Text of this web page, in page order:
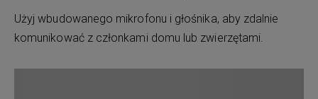
Użyj wbudowanego mikrofonu i głośnika, aby zdalnie
komunikować z członkami domu lub zwierzętami.